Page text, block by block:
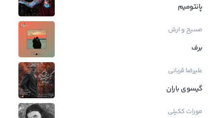
پانتومیم
مسیح و ارش
برف
علیرضا قربانی
گیسوی باران
مورات ککیلی